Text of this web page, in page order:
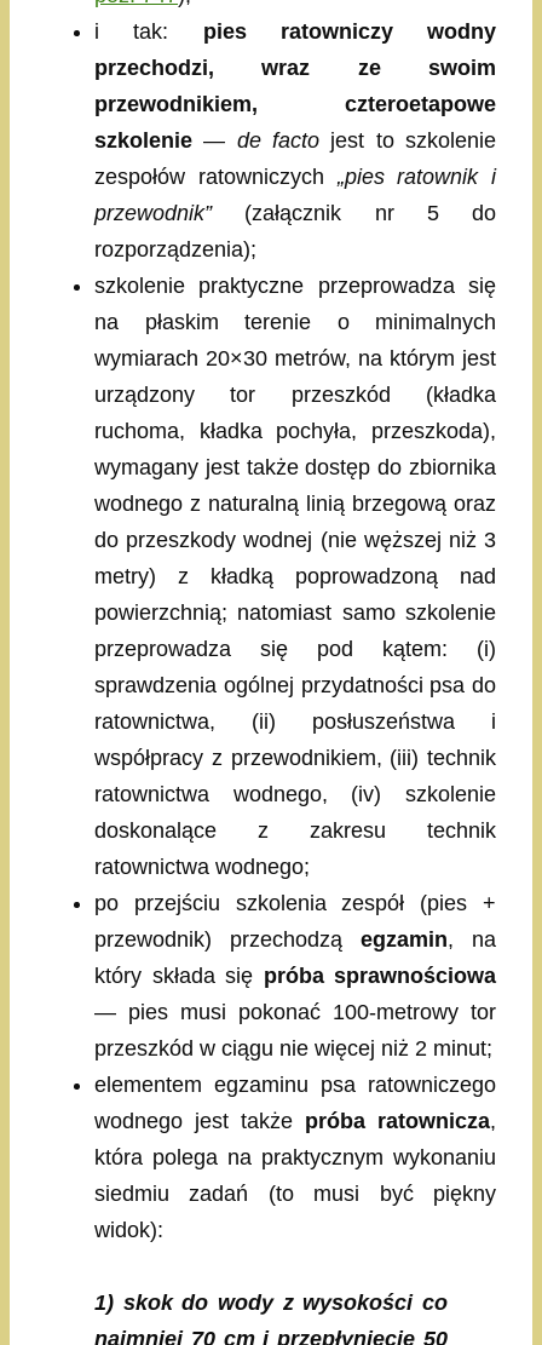
i tak: pies ratowniczy wodny
przechodzi, wraz ze swoim
przewodnikiem, czteroetapowe
szkolenie — de facto jest to szkolenie
zespołów ratowniczych „pies ratownik i
przewodnik”(załącznik nr 5 do
rozporządzenia);
szkolenie praktyczne przeprowadza się
na płaskim terenie o minimalnych
wymiarach 20×30 metrów, na którym jest
urządzony tor przeszkód (kładka
ruchoma, kładka pochyła, przeszkoda),
wymagany jest także dostęp do zbiornika
wodnego z naturalną linią brzegową oraz
do przeszkody wodnej (nie węższej niż 3
metry) z kładką poprowadzoną nad
powierzchnią; natomiast samo szkolenie
przeprowadza się pod kątem: (i)
sprawdzenia ogólnej przydatności psa do
ratownictwa, (ii) posłuszeństwa i
współpracy z przewodnikiem, (iii) technik
ratownictwa wodnego, (iv) szkolenie
doskonalące z zakresu technik
ratownictwa wodnego;
po przejściu szkolenia zespół (pies +
przewodnik) przechodzą egzamin, na
który składa się próba sprawnościowa
— pies musi pokonać 100-metrowy tor
przeszkód w ciągu nie więcej niż 2 minut;
elementem egzaminu psa ratowniczego
wodnego jest także próba ratownicza,
która polega na praktycznym wykonaniu
siedmiu zadań (to musi być piękny
widok):
1) skok do wody z wysokości co
najmniej 70 cm i przepłynięcie 50